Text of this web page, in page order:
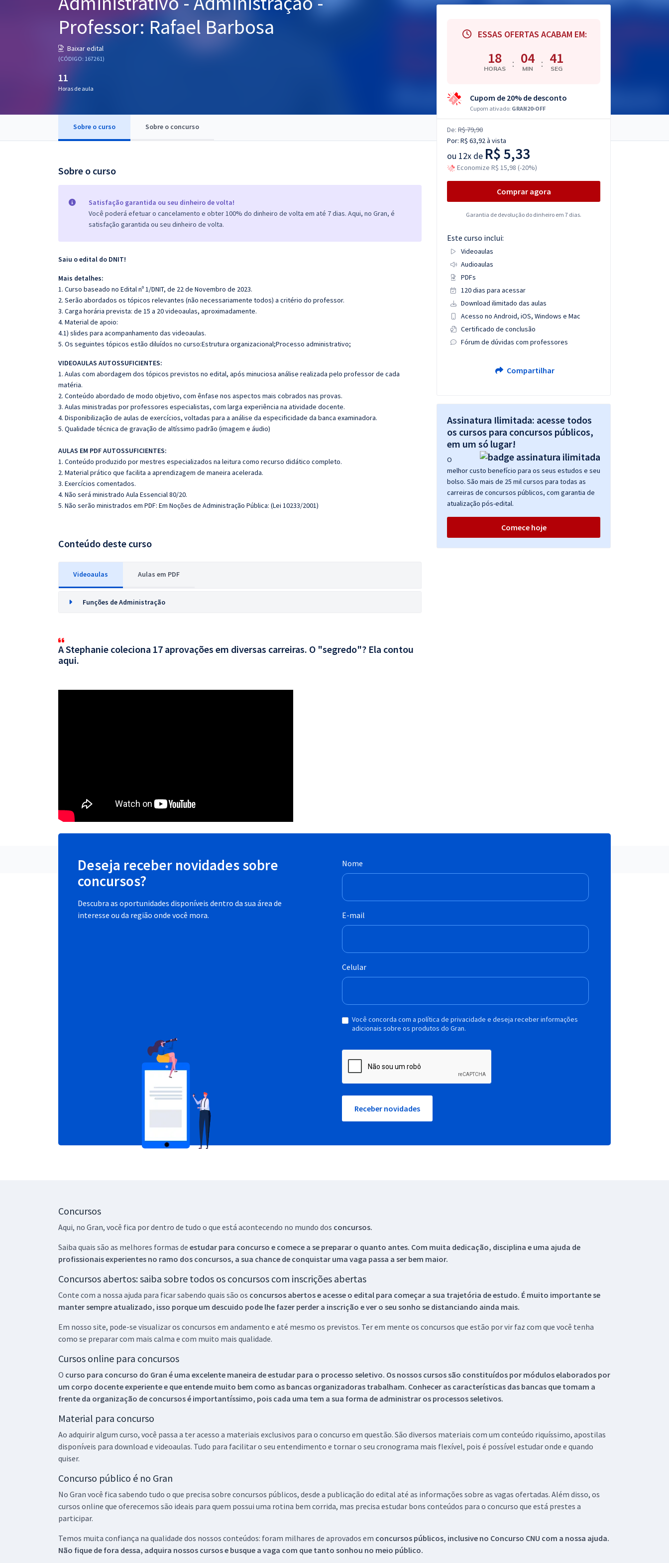
Conteúdo gratuito
Blog
Professor: Rafael Barbosa
Baixar edital
(CÓDIGO: 167261)
11
Horas de aula
Sobre o curso Sobre o concurso
Sobre o curso
Satisfação garantida ou seu dinheiro de volta!
Você poderá efetuar o cancelamento e obter 100% do dinheiro de volta em até 7 dias. Aqui, no Gran, é
satisfação garantida ou seu dinheiro de volta.
Saiu o edital do DNIT!
Mais detalhes:
1. Curso baseado no Edital nº 1/DNIT, de 22 de Novembro de 2023.
2. Serão abordados os tópicos relevantes (não necessariamente todos) a critério do professor.
3. Carga horária prevista: de 15 a 20 videoaulas, aproximadamente.
4. Material de apoio:
4.1) slides para acompanhamento das videoaulas.
5. Os seguintes tópicos estão diluídos no curso:Estrutura organizacional;Processo administrativo;
VIDEOAULAS AUTOSSUFICIENTES:
1. Aulas com abordagem dos tópicos previstos no edital, após minuciosa análise realizada pelo professor de cada
matéria.
2. Conteúdo abordado de modo objetivo, com ênfase nos aspectos mais cobrados nas provas.
3. Aulas ministradas por professores especialistas, com larga experiência na atividade docente.
4. Disponibilização de aulas de exercícios, voltadas para a análise da especificidade da banca examinadora.
5. Qualidade técnica de gravação de altíssimo padrão (imagem e áudio)
AULAS EM PDF AUTOSSUFICIENTES:
1. Conteúdo produzido por mestres especializados na leitura como recurso didático completo.
2. Material prático que facilita a aprendizagem de maneira acelerada.
3. Exercícios comentados.
4. Não será ministrado Aula Essencial 80/20.
5. Não serão ministrados em PDF: Em Noções de Administração Pública: (Lei 10233/2001)
Conteúdo deste curso
Videoaulas Aulas em PDF
Funções de Administração
A Stephanie coleciona 17 aprovações em diversas carreiras. O "segredo"? Ela contou
aqui.
ESSAS OFERTAS ACABAM EM:
18
HORAS : 04
MIN : 40
SEG
Cupom de 20% de desconto
Cupom ativado: GRAN20-OFF
De: R$ 79,90
Por: R$ 63,92à vista
ou 12x de R$ 5,33
Economize R$ 15,98 (-20%)
Comprar agora
Garantia de devolução do dinheiro em 7 dias.
Este curso inclui:
Videoaulas
Audioaulas
PDFs
120 dias para acessar
Download ilimitado das aulas
Acesso no Android, iOS, Windows e Mac
Certificado de conclusão
Fórum de dúvidas com professores
Compartilhar
Assinatura Ilimitada: acesse todos
os cursos para concursos públicos,
em um só lugar!
O
melhor custo benefício para os seus estudos e seu
bolso. São mais de 25 mil cursos para todas as
carreiras de concursos públicos, com garantia de
atualização pós-edital.
Comece hoje
Deseja receber novidades sobre
concursos?
Descubra as oportunidades disponíveis dentro da sua área de
interesse ou da região onde você mora.
Nome
E-mail
Celular
Você concorda com a política de privacidade e deseja receber informações
adicionais sobre os produtos do Gran.
Receber novidades
Concursos
Aqui, no Gran, você fica por dentro de tudo o que está acontecendo no mundo dos concursos.
Saiba quais são as melhores formas de estudar para concurso e comece a se preparar o quanto antes. Com muita dedicação, disciplina e uma ajuda de
profissionais experientes no ramo dos concursos, a sua chance de conquistar uma vaga passa a ser bem maior.
Concursos abertos: saiba sobre todos os concursos com inscrições abertas
Conte com a nossa ajuda para ficar sabendo quais são os concursos abertos e acesse o edital para começar a sua trajetória de estudo. É muito importante se
manter sempre atualizado, isso porque um descuido pode lhe fazer perder a inscrição e ver o seu sonho se distanciando ainda mais.
Em nosso site, pode-se visualizar os concursos em andamento e até mesmo os previstos. Ter em mente os concursos que estão por vir faz com que você tenha
como se preparar com mais calma e com muito mais qualidade.
Cursos online para concursos
O curso para concurso do Gran é uma excelente maneira de estudar para o processo seletivo. Os nossos cursos são constituídos por módulos elaborados por
um corpo docente experiente e que entende muito bem como as bancas organizadoras trabalham. Conhecer as características das bancas que tomam a
frente da organização de concursos é importantíssimo, pois cada uma tem a sua forma de administrar os processos seletivos.
Material para concurso
Ao adquirir algum curso, você passa a ter acesso a materiais exclusivos para o concurso em questão. São diversos materiais com um conteúdo riquíssimo, apostilas
disponíveis para download e videoaulas. Tudo para facilitar o seu entendimento e tornar o seu cronograma mais flexível, pois é possível estudar onde e quando
quiser.
Concurso público é no Gran
No Gran você fica sabendo tudo o que precisa sobre concursos públicos, desde a publicação do edital até as informações sobre as vagas ofertadas. Além disso, os
cursos online que oferecemos são ideais para quem possui uma rotina bem corrida, mas precisa estudar bons conteúdos para o concurso que está prestes a
participar.
Temos muita confiança na qualidade dos nossos conteúdos: foram milhares de aprovados em concursos públicos, inclusive no Concurso CNU com a nossa ajuda.
Não fique de fora dessa, adquira nossos cursos e busque a vaga com que tanto sonhou no meio público.